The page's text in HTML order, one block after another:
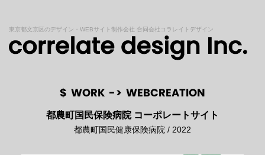
東京都文京区のデザイン・WEBサイト制作会社 合同会社コラレイトデザイン
$WORK ->WEBCREATION
都農町国民保険病院 コーポレートサイト
都農町国⺠健康保険病院 / 2022